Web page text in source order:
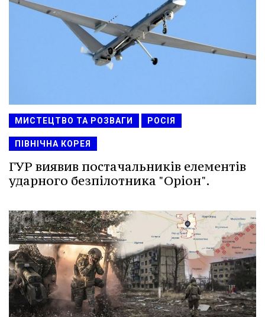
МИСТЕЦТВО ТА РОЗВАГИ РОСІЯ
ПІВНІЧНА КОРЕЯ
ГУР виявив постачальників елементів
ударного безпілотника "Оріон".